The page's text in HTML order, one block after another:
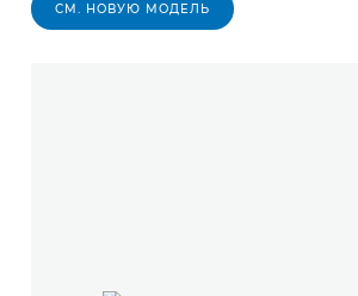
СМ. НОВУЮ МОДЕЛЬ